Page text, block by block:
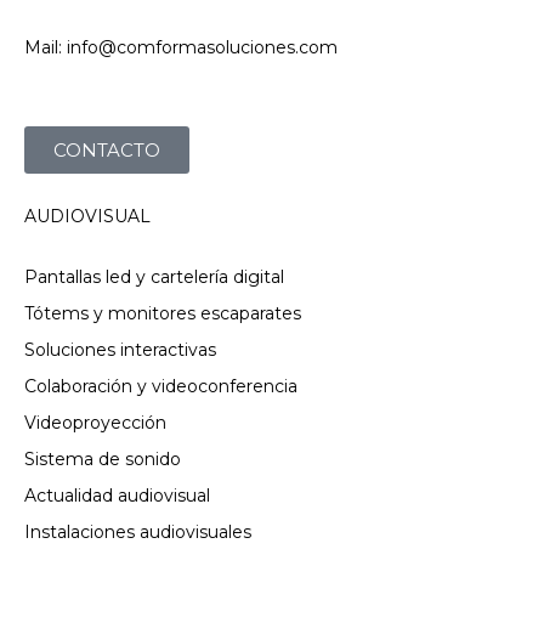
Mail: info@comformasoluciones.com
CONTACTO
AUDIOVISUAL
Pantallas led y cartelería digital
Tótems y monitores escaparates
Soluciones interactivas
Colaboración y videoconferencia
Videoproyección
Sistema de sonido
Actualidad audiovisual
Instalaciones audiovisuales